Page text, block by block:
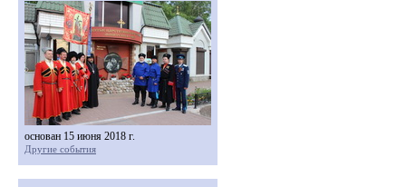
основан 15 июня 2018 г.
Другие события